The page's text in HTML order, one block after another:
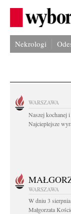
Nekrologi
WARSZAWA
Naszej kochanej
Najcieplejsze
WARSZAWA
W dniu 3
Małgorzata